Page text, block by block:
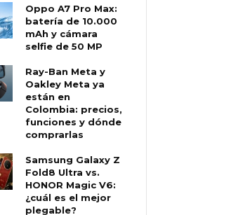
Oppo A7 Pro Max:
batería de 10.000
mAh y cámara
selfie de 50 MP
Ray-Ban Meta y
Oakley Meta ya
están en
Colombia: precios,
funciones y dónde
comprarlas
Samsung Galaxy Z
Fold8 Ultra vs.
HONOR Magic V6:
¿cuál es el mejor
plegable?